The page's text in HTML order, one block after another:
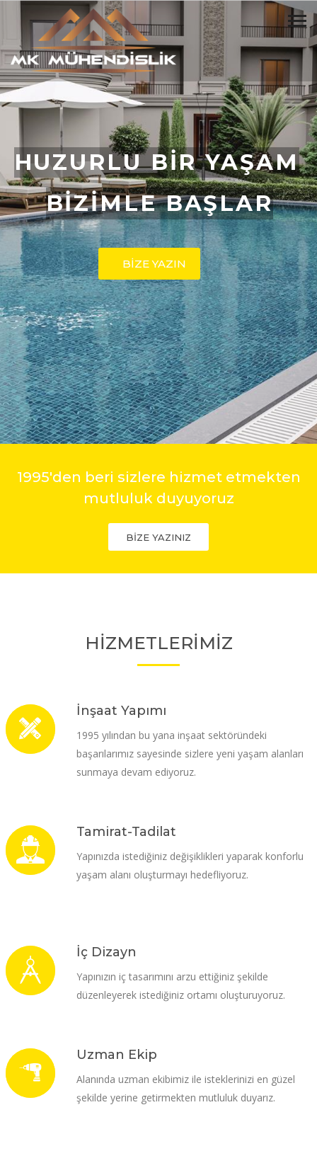
BİZİMLE BAŞLAR
BİZE YAZIN
HUZURLU BİR YAŞAM
1995'den beri sizlere hizmet etmekten
mutluluk duyuyoruz
BİZE YAZINIZ
HİZMETLERİMİZ
İnşaat Yapımı
1995 yılından bu yana inşaat sektöründeki
başarılarımız sayesinde sizlere yeni yaşam alanları
sunmaya devam ediyoruz.
Tamirat-Tadilat
Yapınızda istediğiniz değişiklikleri yaparak konforlu
yaşam alanı oluşturmayı hedefliyoruz.
İç Dizayn
Yapınızın iç tasarımını arzu ettiğiniz şekilde
düzenleyerek istediğiniz ortamı oluşturuyoruz.
Uzman Ekip
Alanında uzman ekibimiz ile isteklerinizi en güzel
şekilde yerine getirmekten mutluluk duyarız.